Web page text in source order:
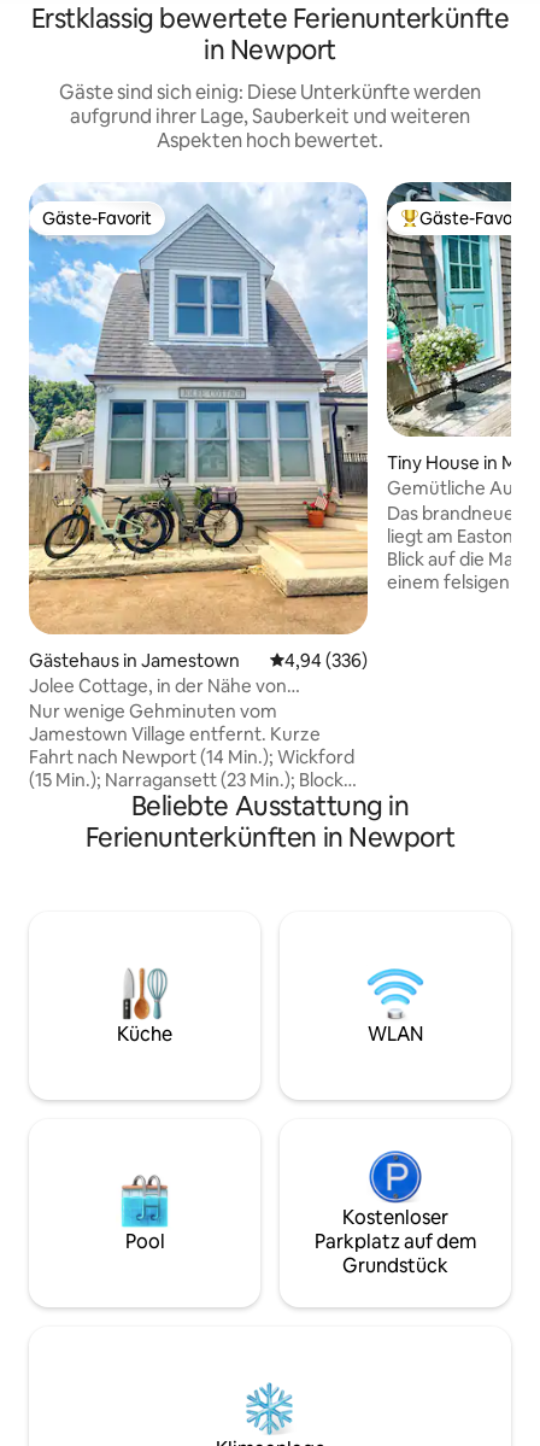
Erstklassig bewertete Ferienunterkünfte
in Newport
Gäste sind sich einig: Diese Unterkünfte werden
aufgrund ihrer Lage, Sauberkeit und weiteren
Aspekten hoch bewertet.
Gäste-Favorit
Gäste-Favorit
Gästehaus in Jamestown Durchschnittliche Bewertung:
4,94 (336)
Jolee Cottage, in der Nähe von
Newport, Narragansett, Strände
Nur wenige Gehminuten vom
Jamestown Village entfernt. Kurze
Fahrt nach Newport (14 Min.); Wickford
(15 Min.); Narragansett (23 Min.); Block
Island Ferry (38 Min.); und TFG Airport
(30 Min.). Das Wohnzimmer verfügt
über einen Gaskamin, einen
einen Lesesessel und einen Schrank hat.
Private Terrasse mit Meerblick auf die
Pell Bridge und Newport. Das Ferienhaus
befindet sich auf dem Grundstück
ist.
Beliebter Gäste-
Gäste-Favorit
Tiny House in
Gemütliche
an der Küste
Das brandneue
liegt am Easton's
Blick auf die
einem felsigen
zum Meer,
Parkplätze abseits
stellen
Beliebte Ausstattung in
Ferienunterkünften in Newport
Küche WLAN
Pool
Kostenloser
Parkplatz auf dem
Grundstück